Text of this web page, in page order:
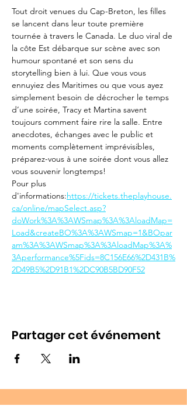
Tout droit venues du Cap-Breton, les filles
se lancent dans leur toute première
tournée à travers le Canada. Le duo viral de
la côte Est débarque sur scène avec son
humour spontané et son sens du
storytelling bien à lui. Que vous vous
ennuyiez des Maritimes ou que vous ayez
simplement besoin de décrocher le temps
d’une soirée, Tracy et Martina savent
toujours comment faire rire la salle. Entre
anecdotes, échanges avec le public et
moments complètement imprévisibles,
préparez-vous à une soirée dont vous allez
vous souvenir longtemps!
Pour plus
d'informations:https://tickets.theplayhouse.
ca/online/mapSelect.asp?
doWork%3A%3AWSmap%3A%3AloadMap=
Load&createBO%3A%3AWSmap=1&BOpar
am%3A%3AWSmap%3A%3AloadMap%3A%
3Aperformance%5Fids=8C156E66%2D431B%
2D49B5%2D91B1%2DC90B5BD90F52
Partager cet événement